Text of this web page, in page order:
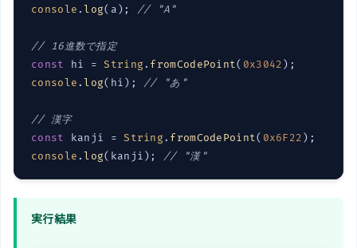
console.log(a); // "A"
// 16進数で指定
const hi = String. fromCodePoint( 0x3042
console.log(hi); // "あ"
// 漢字
const kanji = String. fromCodePoint( 0x6F22
console.log(kanji); // "漢"
実行結果